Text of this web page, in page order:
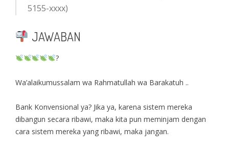
5155-xxxx)
JAWABAN
?
Wa’alaikumussalam wa Rahmatullah wa Barakatuh ..
Bank Konvensional ya? Jika ya, karena sistem mereka
dibangun secara ribawi, maka kita pun meminjam dengan
cara sistem mereka yang ribawi, maka jangan.